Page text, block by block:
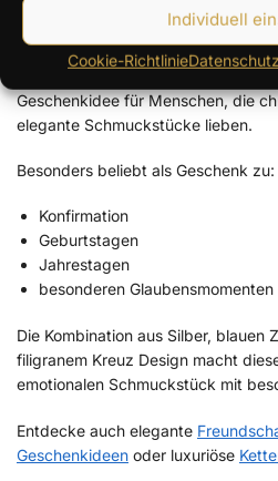
Individuell
Cookie-Richtlinie
Bedeutung
Der elegante Kreuzring eignet sich
Geschenkidee für Menschen, die
elegante Schmuckstücke lieben.
Besonders beliebt als Geschenk zu:
Konfirmation
Geburtstagen
Jahrestagen
besonderen Glaubensmomenten
Die Kombination aus Silber, blauen
filigranem Kreuz Design macht
emotionalen Schmuckstück mit
Entdecke auch elegante
Geschenkideen oder luxuriöse